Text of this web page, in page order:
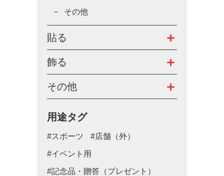
その他
貼る
飾る
その他
用途タグ
#スポーツ #店舗（外）
#イベント用
#記念品・贈答（プレゼント）